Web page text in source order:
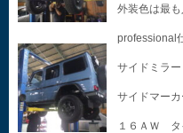
外装色は最
professional
サイドミラ
サイドマー
１６ＡＷ タ